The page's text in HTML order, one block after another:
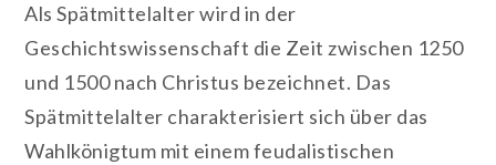
Als Spätmittelalter wird in der
Geschichtswissenschaft die Zeit zwischen 1250
und 1500 nach Christus bezeichnet. Das
Spätmittelalter charakterisiert sich über das
Wahlkönigtum mit einem feudalistischen